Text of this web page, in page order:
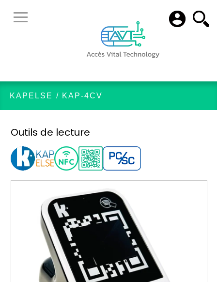
KAPELSE / KAP-4CV
Outils de lecture